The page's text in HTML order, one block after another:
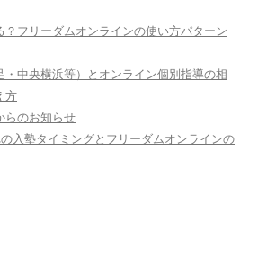
？フリーダムオンラインの使い方パターン
中央横浜等）とオンライン個別指導の相
方
らのお知らせ
入塾タイミングとフリーダムオンラインの